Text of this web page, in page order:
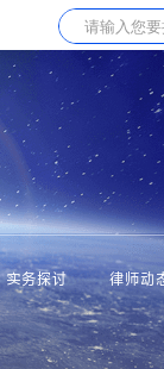
实务探讨 律师动